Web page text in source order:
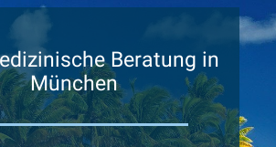
Beratung in
München